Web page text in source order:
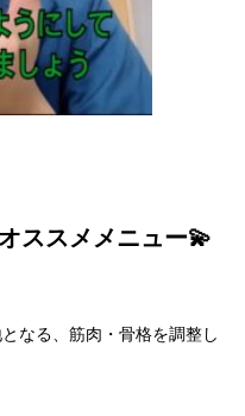
ススメメニュー💫
なる、筋肉・骨格を調整し